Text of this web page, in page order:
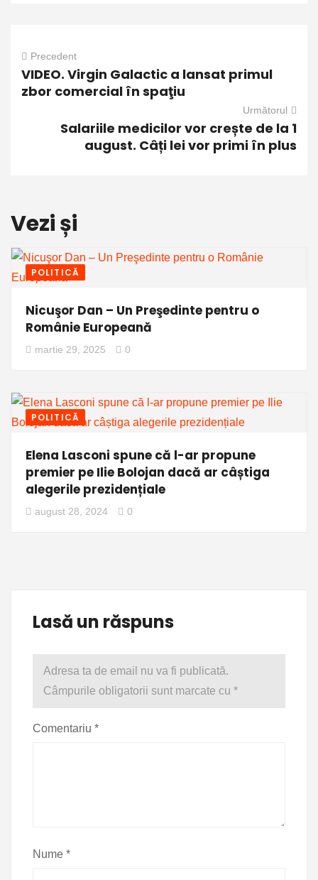
Precedent
VIDEO. Virgin Galactic a lansat primul
zbor comercial în spaţiu
Următorul
Salariile medicilor vor crește de la 1
august. Câți lei vor primi în plus
Vezi și
POLITICĂ
Nicuşor Dan – Un Preşedinte pentru o
Românie Europeană
martie 29, 2025 0
POLITICĂ
Elena Lasconi spune că l-ar propune
premier pe Ilie Bolojan dacă ar câștiga
alegerile prezidențiale
august 28, 2024 0
Lasă un răspuns
Adresa ta de email nu va fi publicată.
Câmpurile obligatorii sunt marcate cu *
Comentariu *
Nume *